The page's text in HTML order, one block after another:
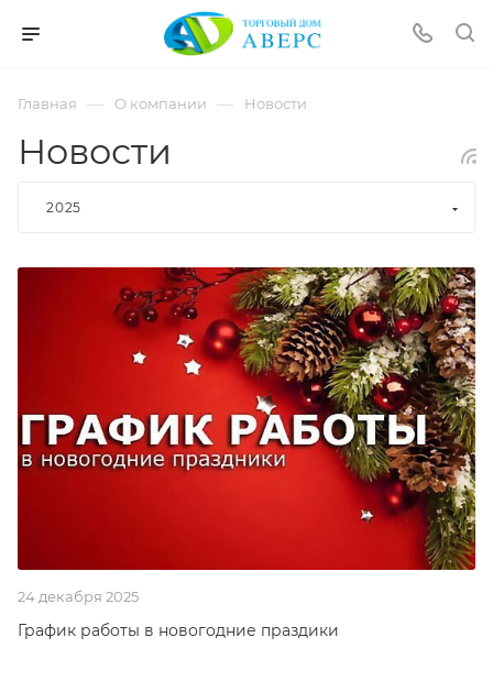
Главная — О компании — Новости
Новости
2025
24 декабря 2025
График работы в новогодние праздики
pornspider.info
xnxx